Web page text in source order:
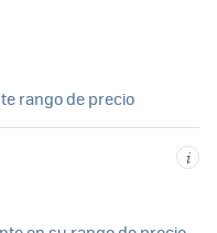
rango de precio
i